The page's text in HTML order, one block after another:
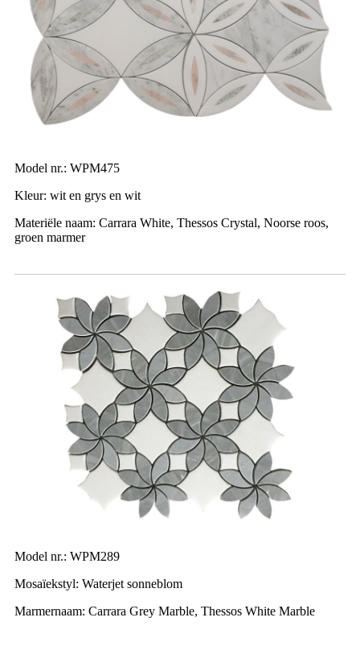
Model nr.: WPM475
Kleur: wit en grys en wit
Materiële naam: Carrara White, Thessos Crystal, Noorse roos,
groen marmer
Model nr.: WPM289
Mosaïekstyl: Waterjet sonneblom
Marmernaam: Carrara Grey Marble, Thessos White Marble